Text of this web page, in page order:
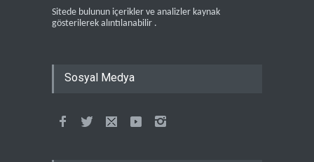
Sitede bulunun içerikler ve analizler kaynak
gösterilerek alıntılanabilir .
Sosyal Medya